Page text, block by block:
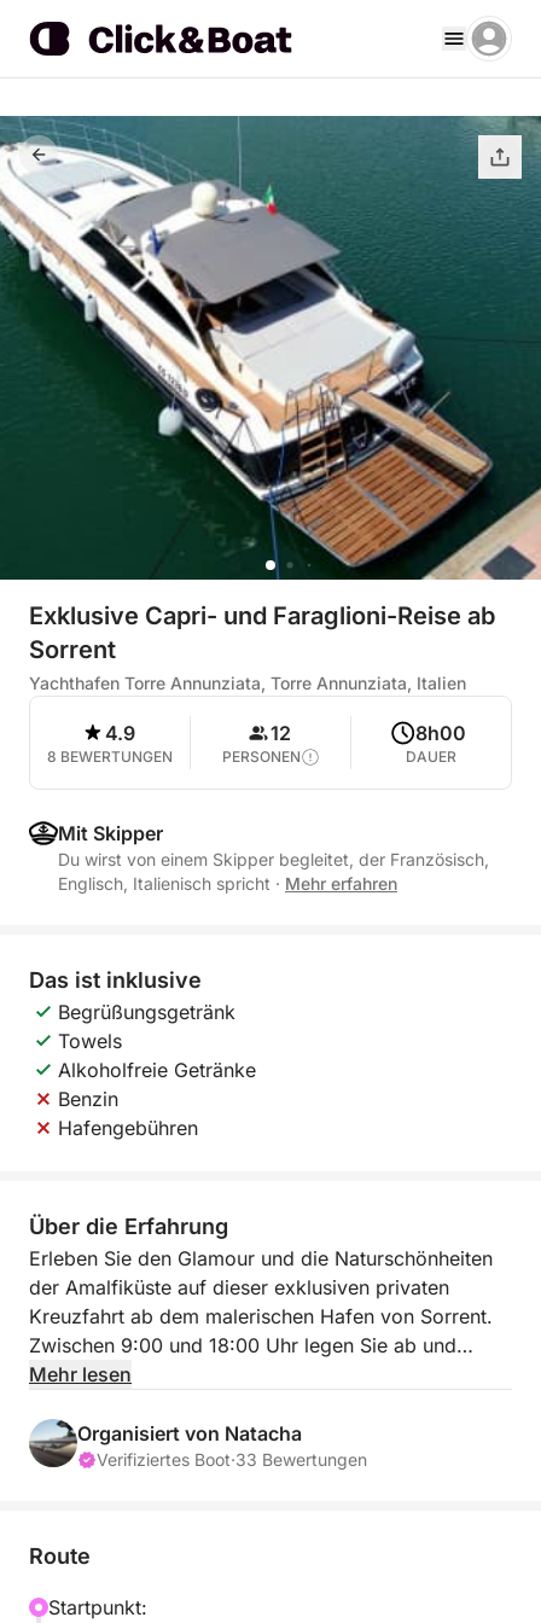
Exklusive Capri- und Faraglioni-Reise ab
Sorrent
Yachthafen Torre Annunziata, Torre Annunziata, Italien
4.9
8 BEWERTUNGEN
12
PERSONEN
8h00
DAUER
Mit Skipper
Du wirst von einem Skipper begleitet, der Französisch,
Englisch, Italienisch spricht · Mehr erfahren
Das ist inklusive
Begrüßungsgetränk
Towels
Alkoholfreie Getränke
Benzin
Hafengebühren
Über die Erfahrung
Erleben Sie den Glamour und die Naturschönheiten
der Amalfiküste auf dieser exklusiven privaten
Kreuzfahrt ab dem malerischen Hafen von Sorrent.
Zwischen 9:00 und 18:00 Uhr legen Sie ab und
steuern die legendäre Insel Capri an, wo Sie einen
Sie zu den bekanntesten Sehenswürdigkeiten der
Insel, darunter die majestätischen Faraglioni-Felsen
türkisfarbenen Wasser erzeugt.
Für ein rundum gelungenes und luxuriöses Erlebnis
Mehr lesen
Organisiert von Natacha
Verifiziertes Boot·33 Bewertungen
Route
Startpunkt: